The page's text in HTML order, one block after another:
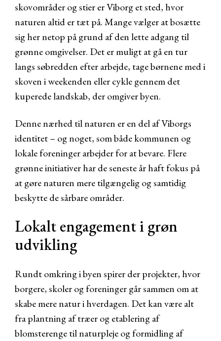
skovområder og stier er Viborg et sted, hvor
naturen altid er tæt på. Mange vælger at bosætte
sig her netop på grund af den lette adgang til
grønne omgivelser. Det er muligt at gå en tur
langs søbredden efter arbejde, tage børnene med i
skoven i weekenden eller cykle gennem det
kuperede landskab, der omgiver byen.
Denne nærhed til naturen er en del af Viborgs
identitet – og noget, som både kommunen og
lokale foreninger arbejder for at bevare. Flere
grønne initiativer har de seneste år haft fokus på
at gøre naturen mere tilgængelig og samtidig
beskytte de sårbare områder.
Lokalt engagement i grøn
udvikling
Rundt omkring i byen spirer der projekter, hvor
borgere, skoler og foreninger går sammen om at
skabe mere natur i hverdagen. Det kan være alt
fra plantning af træer og etablering af
blomsterenge til naturpleje og formidling af